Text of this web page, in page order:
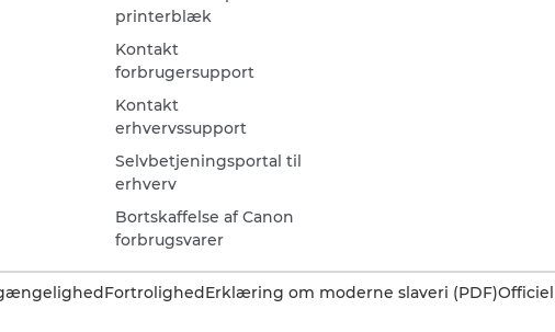
printerblæk
Kontakt
forbrugersupport
Kontakt
erhvervssupport
Selvbetjeningsportal til
erhverv
Bortskaffelse af Canon
forbrugsvarer
FortrolighedErklæring om moderne slaveri (PDF)